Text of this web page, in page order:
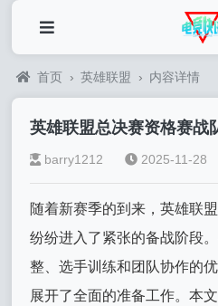
首页 › 英雄联盟 › 内容详情
英雄联盟总决赛资格赛战
barry1212 2025-11-28
随着新赛季的到来，英雄联
纷纷进入了紧张的备战阶段
整、选手训练和团队协作的
展开了全面的准备工作。本